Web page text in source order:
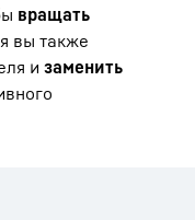
вращать
вы также
и заменить